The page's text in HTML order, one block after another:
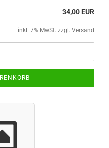
34,00 EUR
inkl. 7% MwSt. zzgl. Versand